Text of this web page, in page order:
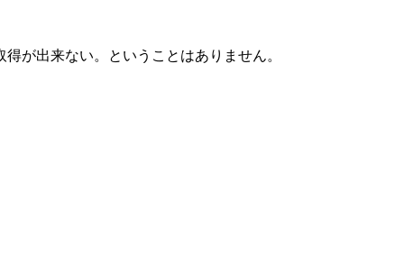
が出来ない。ということはありません。